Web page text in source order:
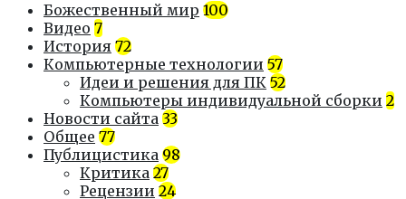
Божественный мир 100
Видео 7
История 72
Компьютерные технологии 57
Идеи и решения для ПК 52
Компьютеры индивидуальной сборки 2
Новости сайта 33
Общее 77
Публицистика 98
Критика 27
Рецензии 24